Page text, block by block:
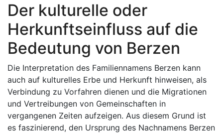
Der kulturelle oder
Herkunftseinfluss auf die
Bedeutung von Berzen
Die Interpretation des Familiennamens Berzen kann
auch auf kulturelles Erbe und Herkunft hinweisen, als
Verbindung zu Vorfahren dienen und die Migrationen
und Vertreibungen von Gemeinschaften in
vergangenen Zeiten aufzeigen. Aus diesem Grund ist
es faszinierend, den Ursprung des Nachnamens Berzen